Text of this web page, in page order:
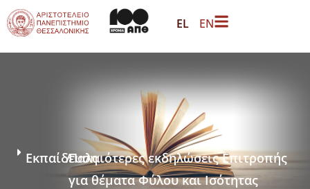
EL EN
Εκπαίδευση
/Παλαιότερες εκδηλώσεις Επιτροπής
για θέματα Φύλου και Ισότητας